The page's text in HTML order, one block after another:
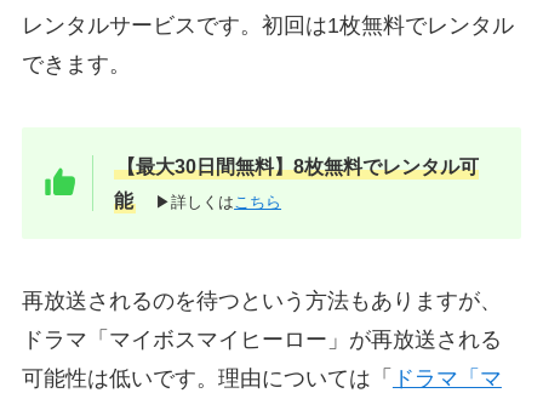
レンタルサービスです。初回は1枚無料でレンタル
できます。
【最大30日間無料】8枚無料でレンタル可
能
▶詳しくは こちら
再放送されるのを待つという方法もありますが、
ドラマ「マイボスマイヒーロー」が再放送される
可能性は低いです。理由については「
ドラマ「マ